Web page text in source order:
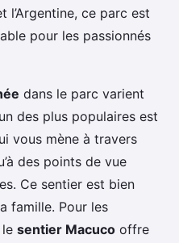
l’Argentine, ce parc est
pour les passionnés
dans le parc varient
des plus populaires est
vous mène à travers
des points de vue
Ce sentier est bien
famille. Pour les
sentier Macuco offre